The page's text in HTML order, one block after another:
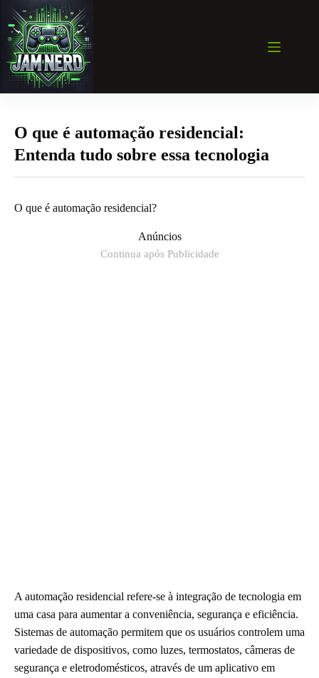
para
conteúdo
O que é automação residencial:
Entenda tudo sobre essa tecnologia
O que é automação residencial?
Anúncios
Continua após Publicidade
A automação residencial refere-se à integração de tecnologia em
uma casa para aumentar a conveniência, segurança e eficiência.
Sistemas de automação permitem que os usuários controlem uma
variedade de dispositivos, como luzes, termostatos, câmeras de
segurança e eletrodomésticos, através de um aplicativo em